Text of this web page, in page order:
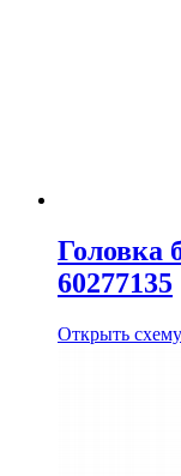
Головка
60277135
Открыть схему